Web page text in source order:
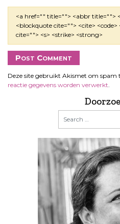
<a href="" title=""> <abbr title="">
<blockquote cite=""> <cite>
cite=""> <s> <strike> <strong>
Deze site gebruikt Akismet om spam
reactie gegevens worden verwerkt